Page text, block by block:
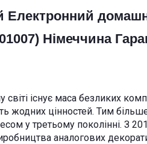
Електронний
Німеччина
існує маса безликих
жодних цінностей. Тим
у третьому поколінні. З
аналогових